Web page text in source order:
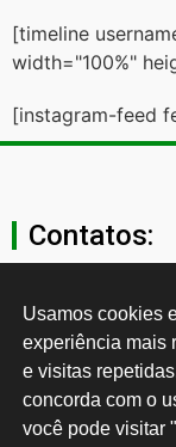
[timeline
width="100%"
[instagram-feed
Contatos:
Rua Cardoso de
Usamos cookies
experiência mais
e visitas
concorda com o
você pode visitar